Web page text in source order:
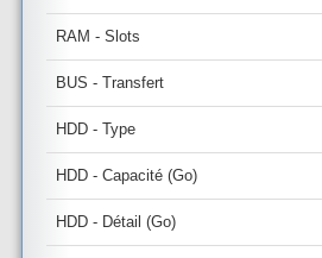
RAM - Slots
BUS - Transfert
HDD - Type
HDD - Capacité (Go)
HDD - Détail (Go)